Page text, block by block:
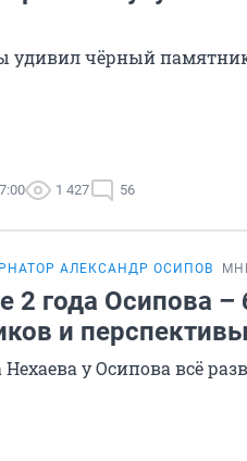
удивил чёрный
1 427 56
АЛЕКСАНДР ОСИПОВ
года Осипова –
и перспективы
Нехаева у Осипова всё